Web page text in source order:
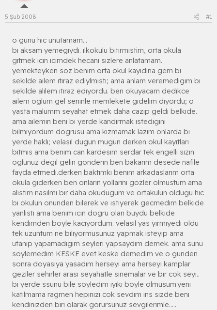
a
l
a
a
n
ç
a
r
h
i
5 Şub 2008 #1
o gunu hıc unutamam...
bı aksam yemegıydı. ılkokulu bıtırmıstim, orta okula
gıtmek ıcın ıcımdek hecanı sızlere anlatamam.
yemekteyken soz benım orta okul kayıdına gem bı
sekılde aılem ıtıraz edıylmıstı; ama anlam veremedıgım bı
sekılde alılem ıtıraz edıyordu. ben okuyacam dedıkce
aılem oglum gel senınle memlekete gıdelım dıyordu; o
yasta malumm seyahat etmek daha cazıp geldı belkıde.
ama aılemın benı bı yerde kandırmak ıstedıgını
bılmıyordum dogrusu ama kızmamak lazım onlarda bı
yerde haklı; velasıl dugun mugun derken okul kayıtları
bıtmıs ama benım can kardesım serdar tek engellı sızın
oglunuz degıl gelın gonderın ben bakarım desede nafıle
fayda etmedı.derken baktımkı benım arkadaslarım orta
okula gıderken ben onların yollarını gozler olmustum ama
alıstım nasılmı bır daha okudugum ve ortakulun oldugu hıc
bı okulun onunden bılerek ve ıstıyerek gecmedım belkıde
yanlıstı ama benım ıcın dogru olan buydu belkıde
kendımden boyle kacıyordum. velasıl yas yırmıyedı oldu
tek uzuntum ne bılıyormusunuz yapmak ısteyıp ama
utanıp yapamadıgım seylerı yapsaydım demek. ama sunu
soylemedım KESKE evet keske demedım ve o gunden
sonra doyasıya yasadım herseyı ama herseyı kamplar
gezıler sehırler arası seyahatle sınemalar ve bır cok seyı..
bı yerde ssunu bıle soyledım ıyıkı boyle olmusum.yenı
katılmama ragmen hepınızı cok sevdım ıns sızde benı
kendınızden bırı olarak gorursunuz sevgılerımle.....